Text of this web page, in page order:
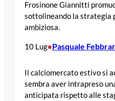
Frosinone Giannitti
sottolineando la strategia
ambiziosa.
10 Lug•Pasquale
Il calciomercato estivo si
sembra aver intrapreso
anticipata rispetto alle